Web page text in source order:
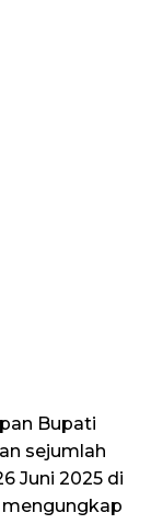
Bupati
sejumlah
Juni 2025 di
mengungkap